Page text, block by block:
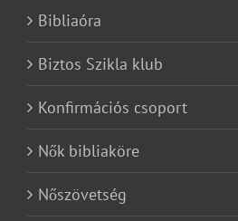
Bibliaóra
Biztos Szikla klub
Konfirmációs csoport
Nők bibliaköre
Nőszövetség